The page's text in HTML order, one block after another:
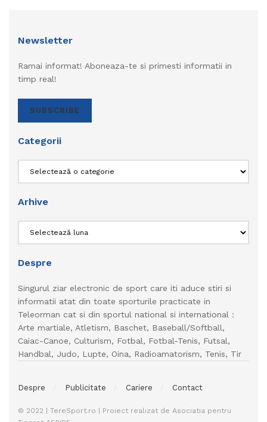
Newsletter
Ramai informat! Aboneaza-te si primesti informatii in
timp real!
SUBSCRIBE
Categorii
Arhive
Despre
Singurul ziar electronic de sport care iti aduce stiri si
informatii atat din toate sporturile practicate in
Teleorman cat si din sportul national si international :
Arte martiale, Atletism, Baschet, Baseball/Softball,
Caiac-Canoe, Culturism, Fotbal, Fotbal-Tenis, Futsal,
Handbal, Judo, Lupte, Oina, Radioamatorism, Tenis, Tir
Despre Publicitate Cariere Contact
© 2022 | TereSport.ro | Proiect realizat de Asociatia pentru